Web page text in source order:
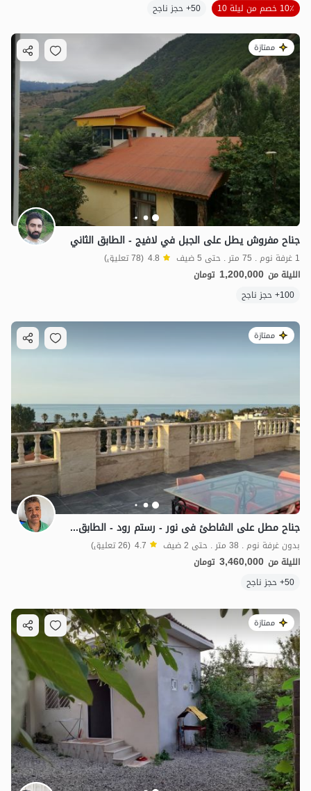
10٪ خصم من ليلة 10
50+ حجز ناجح
ممتازة
جناح مفروش يطل على الجبل في لافيج - الطابق الثاني
1 غرفة نوم . 75 متر . حتى 5 ضيف 4.8 (78 تعليق)
الليلة من 1,200,000 تومان
100+ حجز ناجح
ممتازة
جناح مطل علی الشاطئ فی نور - رستم رود - الطابق السادس
بدون غرفة نوم . 38 متر . حتى 2 ضيف 4.7 (26 تعليق)
الليلة من 3,460,000 تومان
50+ حجز ناجح
ممتازة